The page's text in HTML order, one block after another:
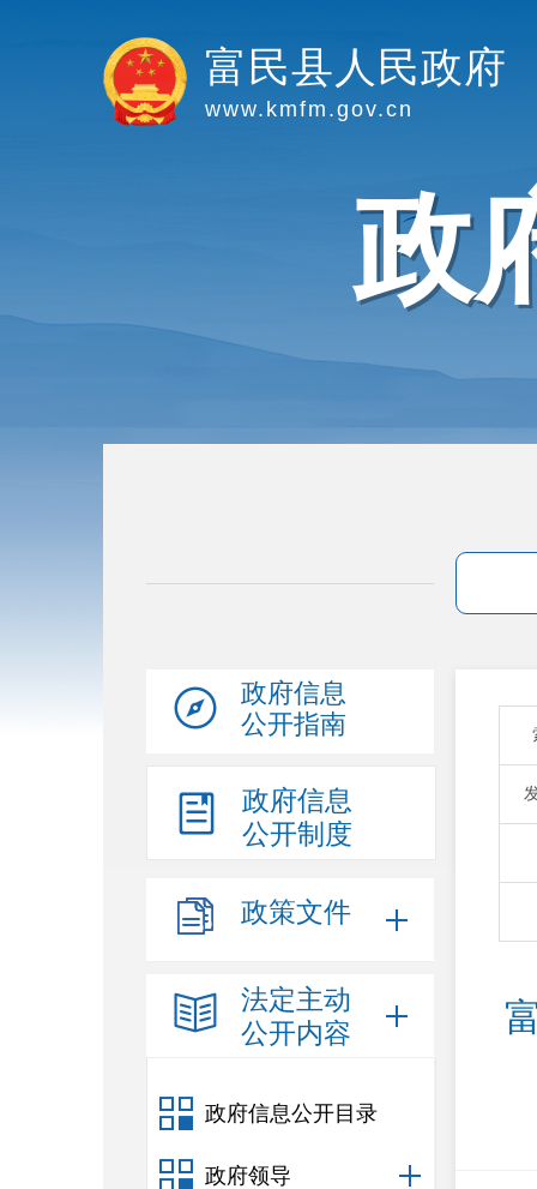
富民县人民政府
www.kmfm.gov.cn
政
政府信息
公开指南
政府信息
公开制度
政策文件
法定主动
公开内容
政府信息公开目录
政府领导